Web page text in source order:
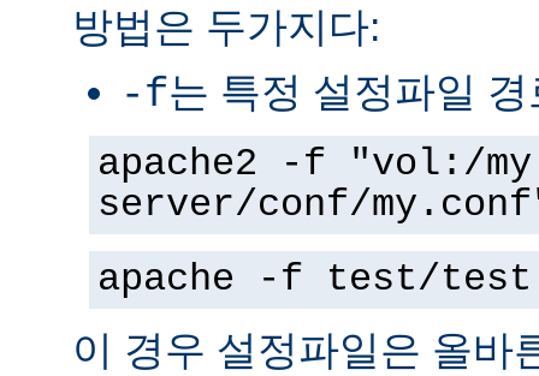
방법은 두가지다:
-f는 특정 설정파일
apache2 -f "vol:/my
server/conf/
apache -f test/
이 경우 설정파일은 올바